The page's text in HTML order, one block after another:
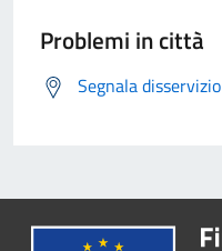
Problemi in città
Segnala disservizio